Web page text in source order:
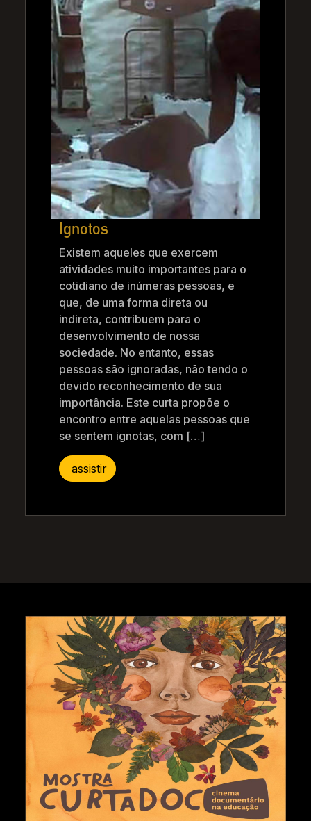
Ignotos
Existem aqueles que exercem
atividades muito importantes para o
cotidiano de inúmeras pessoas, e
que, de uma forma direta ou
indireta, contribuem para o
desenvolvimento de nossa
sociedade. No entanto, essas
pessoas são ignoradas, não tendo o
devido reconhecimento de sua
importância. Este curta propõe o
encontro entre aquelas pessoas que
se sentem ignotas, com […]
assistir